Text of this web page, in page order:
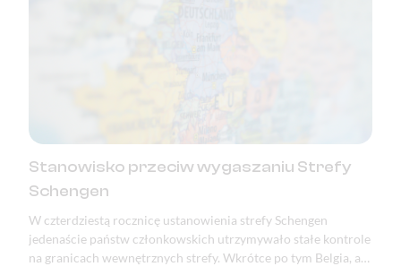
Stanowisko przeciw wygaszaniu Strefy
Schengen
W czterdziestą rocznicę ustanowienia strefy Schengen
jedenaście państw członkowskich utrzymywało stałe kontrole
na granicach wewnętrznych strefy. Wkrótce po tym Belgia, a